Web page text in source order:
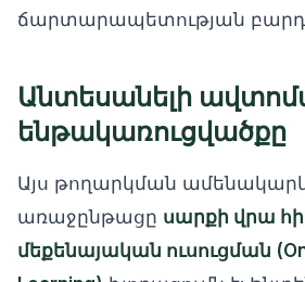
ճարտարապետության բարդ
Անտեսանելի
ենթակառուցվածքը
Այս թողարկման
առաջընթացը սարքի վրա
մեքենայական ուսուցման